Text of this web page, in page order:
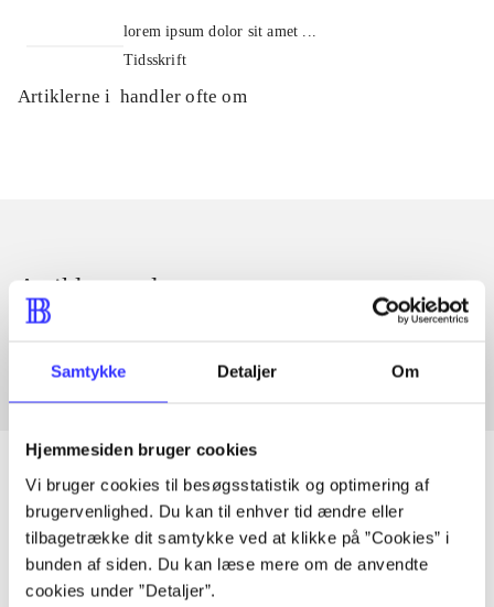
Samtykke Detaljer Om
Hjemmesiden bruger cookies
Vi bruger cookies til besøgsstatistik og optimering af
brugervenlighed. Du kan til enhver tid ændre eller
tilbagetrække dit samtykke ved at klikke på ”Cookies” i
bunden af siden. Du kan læse mere om de anvendte
cookies under ”Detaljer”.
lorem ipsum dolor sit amet ...
Tidsskrift
Artiklerne i handler ofte om
Artikler med samme emner
Fra
Artikler
Alle registrerede artikler fordelt på udgivelser